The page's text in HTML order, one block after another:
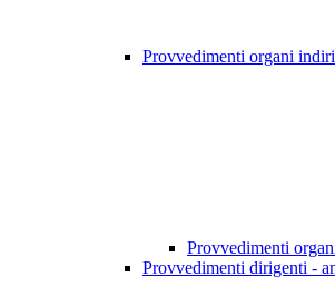
Provvedimenti organi
Provvedimenti
Provvedimenti dirigenti -